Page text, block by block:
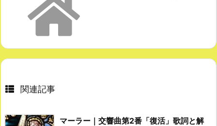
関連記事
マーラー｜交響曲第2番「復活」歌詞と解